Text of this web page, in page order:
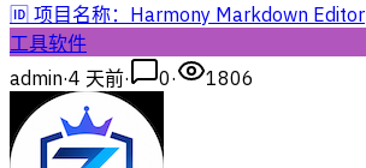
🆔 项目名称：Harmony Markdown Editor
工具软件
admin·4 天前· 0· 1806